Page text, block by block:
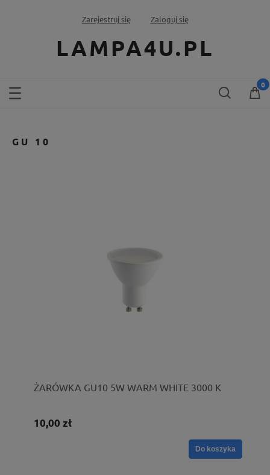
Zarejestruj się Zaloguj się
LAMPA4U.PL
GU 10
ŻARÓWKA GU10 5W WARM WHITE 3000 K
10,00 zł
Do koszyka